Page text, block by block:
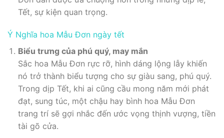
Tết, sự kiện quan trọng.
Ý Nghĩa hoa Mẫu Đơn ngày tết
Biểu trưng của phú quý, may mắn
Sắc hoa Mẫu Đơn rực rỡ, hình dáng lộng lẫy khiến
nó trở thành biểu tượng cho sự giàu sang, phú quý.
Trong dịp Tết, khi ai cũng cầu mong năm mới phát
đạt, sung túc, một chậu hay bình hoa Mẫu Đơn
trang trí sẽ gợi nhắc đến ước vọng thịnh vượng, tiền
tài gõ cửa.